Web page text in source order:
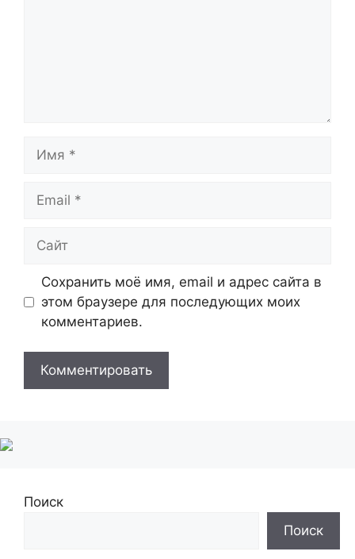
Сохранить моё имя, email и адрес сайта в
этом браузере для последующих моих
комментариев.
Поиск
Поиск